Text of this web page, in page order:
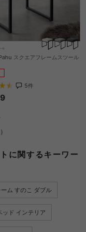
スクエアフレームスツール
5件
に関するキーワー
ム すのこ ダブル
ッド インテリア